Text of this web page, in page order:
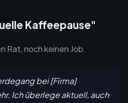
Kaffeepause"
Rat, noch keinen Job.
bei [Firma]
Ich überlege aktuell, auch